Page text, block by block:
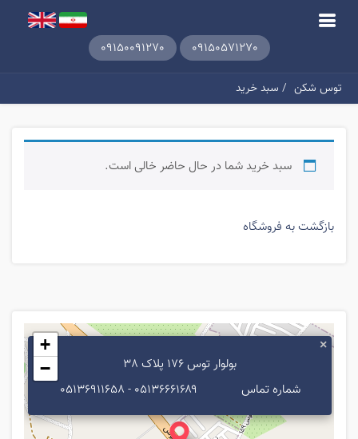
09150571270
09150091270
توس شکن / سبد خرید
سبد خرید شما در حال حاضر خالی است.
بازگشت به فروشگاه
بولوار توس 176 پلاک 38
شماره تماس
۰۵۱۳۶۶۶۱۶۸۹ - ۰۵۱۳۶۹۱۱۶۵۸
×
+
−